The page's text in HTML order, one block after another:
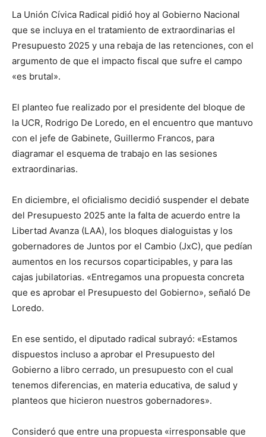
se
ve…
La Unión Cívica Radical pidió hoy al Gobierno Nacional
que se incluya en el tratamiento de extraordinarias el
Presupuesto 2025 y una rebaja de las retenciones, con el
argumento de que el impacto fiscal que sufre el campo
«es brutal».
El planteo fue realizado por el presidente del bloque de
la UCR, Rodrigo De Loredo, en el encuentro que mantuvo
con el jefe de Gabinete, Guillermo Francos, para
diagramar el esquema de trabajo en las sesiones
extraordinarias.
En diciembre, el oficialismo decidió suspender el debate
del Presupuesto 2025 ante la falta de acuerdo entre la
Libertad Avanza (LAA), los bloques dialoguistas y los
gobernadores de Juntos por el Cambio (JxC), que pedían
aumentos en los recursos coparticipables, y para las
cajas jubilatorias. «Entregamos una propuesta concreta
que es aprobar el Presupuesto del Gobierno», señaló De
Loredo.
En ese sentido, el diputado radical subrayó: «Estamos
dispuestos incluso a aprobar el Presupuesto del
Gobierno a libro cerrado, un presupuesto con el cual
tenemos diferencias, en materia educativa, de salud y
planteos que hicieron nuestros gobernadores».
Consideró que entre una propuesta «irresponsable que